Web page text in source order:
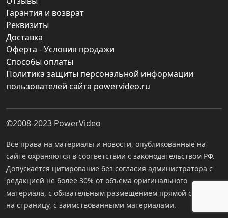
Гарантия и возврат
Реквизиты
Доставка
Оферта - Условия продажи
Способы оплаты
Политика защиты персональной информации
пользователей сайта powervideo.ru
©2008-2023 PowerVideo
Все права на материалы и новости, опубликованные на
сайте охраняются в соответствии с законодательством РФ.
Допускается цитирование без согласия администратора с
редакцией не более 30% от объема оригинального
материала, с обязательным размещением прямой ссылки
на страницу, с заимствованными материалами.